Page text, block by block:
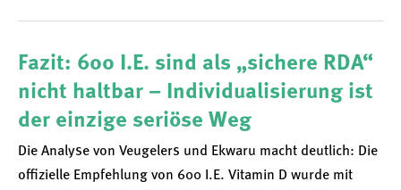
Fazit: 600 I.E. sind als „sichere RDA“
nicht haltbar – Individualisierung ist
der einzige seriöse Weg
Die Analyse von Veugelers und Ekwaru macht deutlich: Die
offizielle Empfehlung von 600 I.E. Vitamin D wurde mit